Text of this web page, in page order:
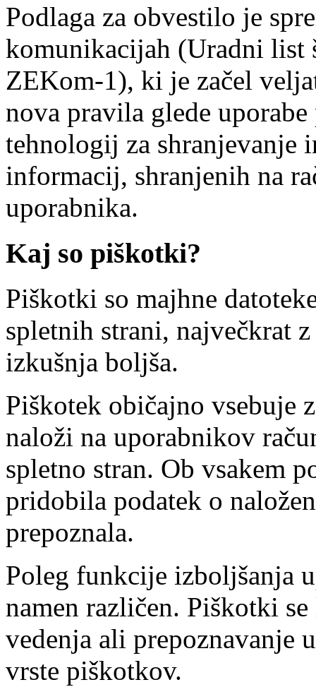
Podlaga za obvestilo je
komunikacijah (Uradni list
ZEKom-1), ki je začel
nova pravila glede
tehnologij za shranjevanje
informacij, shranjenih na
uporabnika.
Kaj so piškotki?
Piškotki so majhne
spletnih strani, največkrat
izkušnja boljša.
Piškotek običajno vsebuje
naloži na uporabnikov
spletno stran. Ob vsakem
pridobila podatek o
prepoznala.
Poleg funkcije izboljšanja
namen različen. Piškotki
vedenja ali prepoznavanje
vrste piškotkov.